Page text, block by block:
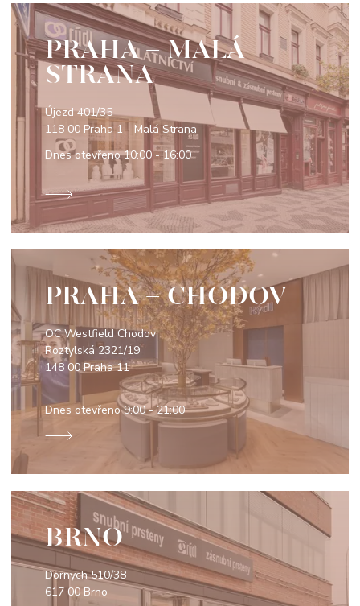
PRAHA - MALÁ
STRANA
Újezd 401/35
118 00 Praha 1 - Malá Strana
Dnes otevřeno10:00 - 16:00
PRAHA - CHODOV
OC Westfield Chodov
Roztylská 2321/19
148 00 Praha 11
Dnes otevřeno9:00 - 21:00
BRNO
Dornych 510/38
617 00 Brno